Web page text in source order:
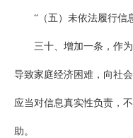
“（五）未依法履行信
三十、增加一条，作
导致家庭经济困难，向社
应当对信息真实性负责，
助。